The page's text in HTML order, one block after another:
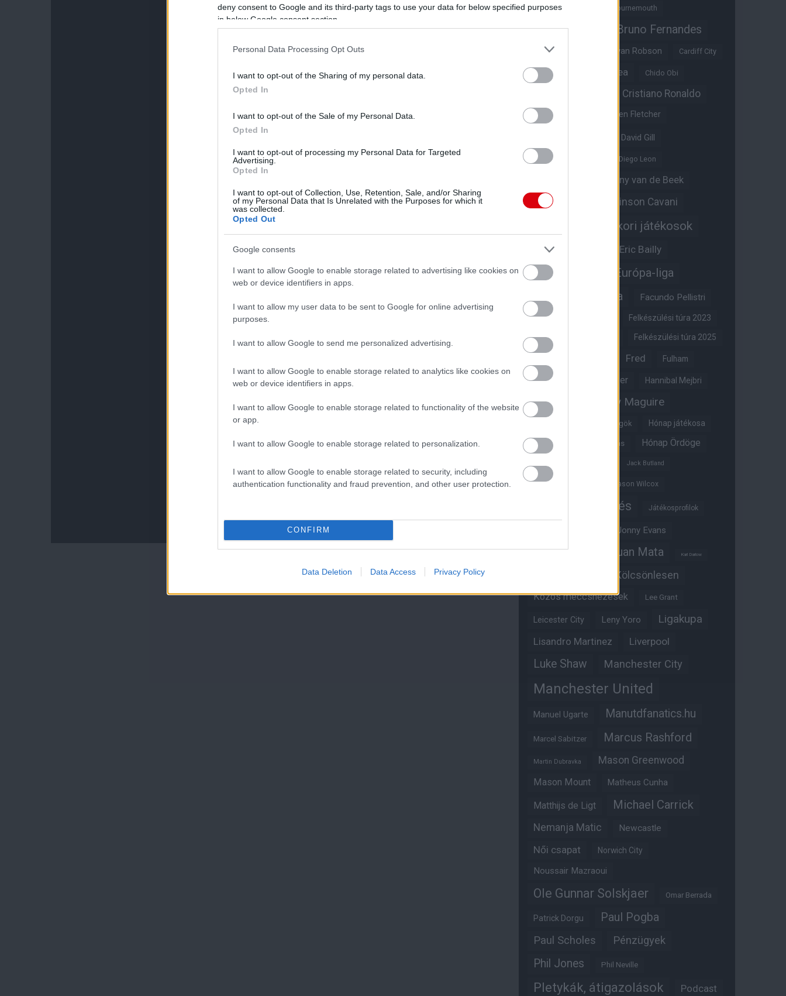
deny consent to Google and its third-party tags to use your data for below specified purposes
in below Google consent section.
Personal Data Processing Opt Outs
I want to opt-out of the Sharing of my personal data.
Opted In
I want to opt-out of the Sale of my Personal Data.
Opted In
I want to opt-out of processing my Personal Data for Targeted
Advertising.
Opted In
I want to opt-out of Collection, Use, Retention, Sale, and/or Sharing
of my Personal Data that Is Unrelated with the Purposes for which it
was collected.
Opted Out
Google consents
I want to allow Google to enable storage related to advertising like cookies on
web or device identifiers in apps.
I want to allow my user data to be sent to Google for online advertising
purposes.
I want to allow Google to send me personalized advertising.
I want to allow Google to enable storage related to analytics like cookies on
web or device identifiers in apps.
I want to allow Google to enable storage related to functionality of the website
or app.
I want to allow Google to enable storage related to personalization.
I want to allow Google to enable storage related to security, including
authentication functionality and fraud prevention, and other user protection.
CONFIRM
Data Deletion Data Access Privacy Policy
Benjamin Sesko Bournemouth
Brandon Williams Bruno Fernandes
Bryan Mbeumo Bryan Robson Cardiff City
Casemiro Chelsea Chido Obi
Cristiano Ronaldo
Crystal Palace Darren Fletcher
David Gill
Dean Henderson Diego Leon
Donny van de Beek
Ed Woodward
Edinson Cavani
Egykori játékosok
Érdekességek Eric Bailly
Erik ten Hag Európa-liga
FA-kupa Facundo Pellistri
Felkészülési túra 2022 Felkészülési túra 2023
Felkészülési túra 2024 Felkészülési túra 2025
Fred Fulham
Gary Neville Glazer Hannibal Mejbri
Harry Amass Harry Maguire
Híres magyar Vörös Ördögök Hónap játékosa
Hónap legjobbja szavazás Hónap Ördöge
Jack Butland
Jadon Sancho Jason Wilcox
Játékosértékelés Játékosprofilok
Jonny Evans
Juan Mata Karl Darlow
Kölcsönlesen
Közös meccsnézések Lee Grant
Leicester City Leny Yoro Ligakupa
Lisandro Martinez Liverpool
Luke Shaw Manchester City
Manchester United
Manuel Ugarte Manutdfanatics.hu
Marcel Sabitzer Marcus Rashford
Martin Dubravka Mason Greenwood
Mason Mount Matheus Cunha
Matthijs de Ligt Michael Carrick
Nemanja Matic Newcastle
Női csapat Norwich City
Noussair Mazraoui
Ole Gunnar Solskjaer Omar Berrada
Patrick Dorgu Paul Pogba
Paul Scholes Pénzügyek
Phil Jones Phil Neville
Pletykák, átigazolások Podcast